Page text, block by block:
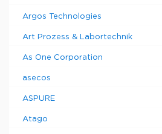
Argos Technologies
Art Prozess & Labortechnik
As One Corporation
asecos
ASPURE
Atago